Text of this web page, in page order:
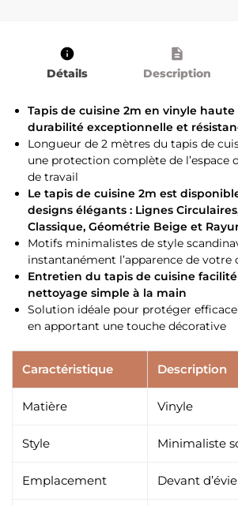
Détails Description
Tapis de cuisine 2m en vinyle
durabilité exceptionnelle et
Longueur de 2 mètres du tapis de
une protection complète de l’espace
de travail
Le tapis de cuisine 2m est
designs élégants : Lignes
Classique, Géométrie Beige et
Motifs minimalistes de style
instantanément l’apparence de votre
Entretien du tapis de cuisine
nettoyage simple à la main
Solution idéale pour protéger
en apportant une touche décorative
Caractéristique Description
Matière Vinyle
Style Minimaliste
Emplacement Devant